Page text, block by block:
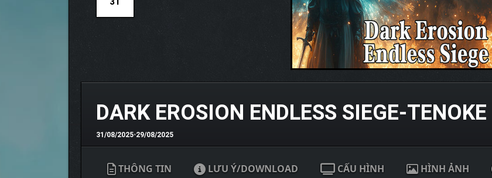
DARK EROSION ENDLESS SIEGE-TENOKE
31/08/2025•29/08/2025
THÔNG TIN LƯU Ý/DOWNLOAD CẤU HÌNH HÌNH ẢNH